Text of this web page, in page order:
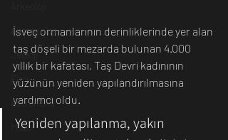
Antropoloji
Jeoloji
Fizik
Astronomi
Müzik
İsveç ormanlarının derinliklerinde yer alan
taş döşeli bir mezarda bulunan 4.000
yıllık bir kafatası, Taş Devri kadınının
yüzünün yeniden yapılandırılmasına
yardımcı oldu.
Yeniden yapılanma, yakın